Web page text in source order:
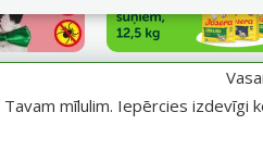
mīlulim. Iepērcies izdevīgi